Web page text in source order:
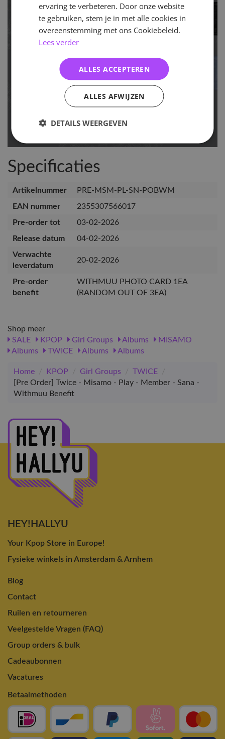
Specificaties
Artikelnummer
PRE-MSM-PL-SN-POBWM
EAN nummer
2355307566017
Pre-order tot
03-02-2026
Release datum
04-02-2026
Verwachte
leverdatum
20-02-2026
Pre-order
benefit
WITHMUU PHOTO CARD 1EA
(RANDOM OUT OF 3EA)
Shop meer
SALE
KPOP Girl Groups Albums
MISAMO
Albums
TWICE Albums Albums
Home / KPOP / Girl Groups / TWICE
/
[Pre Order] Twice - Misamo - Play - Member - Sana -
Withmuu Benefit
HEY!HALLYU
Your Kpop Store in Europe!
Fysieke winkels in Amsterdam & Arnhem
Blog
Contact
Ruilen en retourneren
Veelgestelde Vragen (FAQ)
Group orders & bulk
Cadeaubonnen
Vacatures
Betaalmethoden
ervaring te verbeteren. Door onze website
te gebruiken, stem je in met alle cookies in
overeenstemming met ons Cookiebeleid.
Lees verder
ALLES ACCEPTEREN
ALLES AFWIJZEN
DETAILS WEERGEVEN